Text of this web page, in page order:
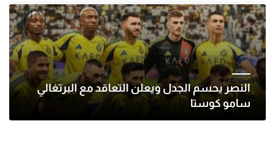
النصر يحسم الجدل ويعلن التعاقد مع البرتغالي
سامو كوستا